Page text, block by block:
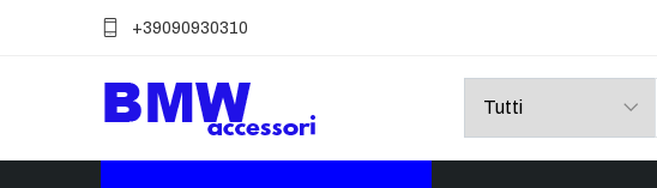
+39090930310